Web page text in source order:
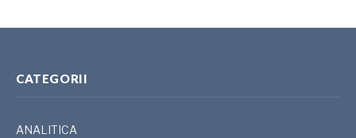
CATEGORII
ANALITICA